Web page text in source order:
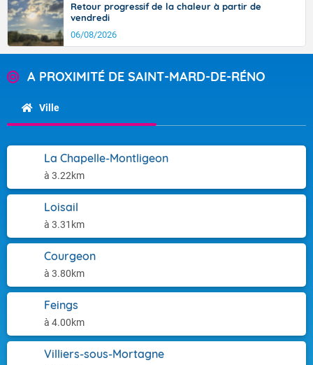
Retour progressif de la chaleur à partir de
vendredi
06/08/2026
A PROXIMITÉ DE SAINT-MARD-DE-RÉNO
Ville
La Chapelle-Montligeon
à 3.22km
Loisail
à 3.31km
Courgeon
à 3.80km
Feings
à 4.00km
Villiers-sous-Mortagne